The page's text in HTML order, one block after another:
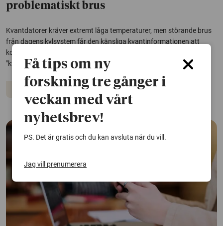
problematiskt brus
Kvantdatorer kräver extremt låga temperaturer, men störande brus
från dagens kylsystem får den känsliga kvantinformationen att
kollapsa. Nu har forskare använt bruset för att driva ett minimalt
"kvantkylskåp" som kan styra värme och energi med hög precision.
Digitalisering
Få tips om ny
forskning tre gånger i
veckan med vårt
nyhetsbrev!
PS. Det är gratis och du kan avsluta när du vill.
Jag vill prenumerera